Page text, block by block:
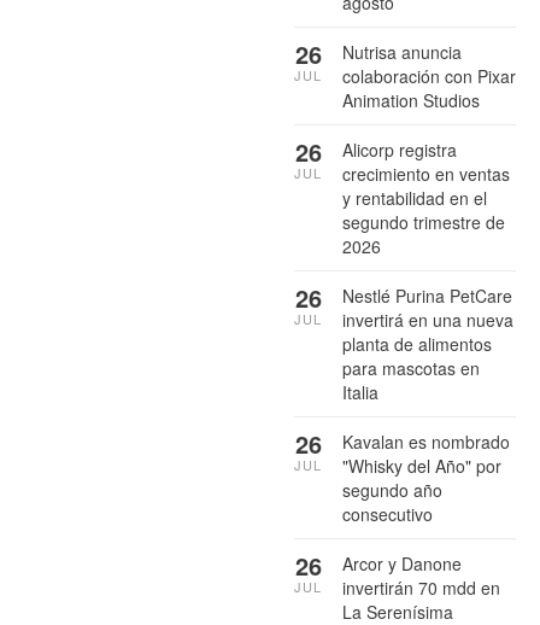
Nutrisa anuncia
colaboración con Pixar
Animation Studios
26
JUL
Alicorp registra
crecimiento en ventas
y rentabilidad en el
segundo trimestre de
2026
26
JUL
Nestlé Purina PetCare
invertirá en una nueva
planta de alimentos
para mascotas en
Italia
26
JUL
Kavalan es nombrado
"Whisky del Año" por
segundo año
consecutivo
26
JUL
Arcor y Danone
invertirán 70 mdd en
La Serenísima
26
JUL